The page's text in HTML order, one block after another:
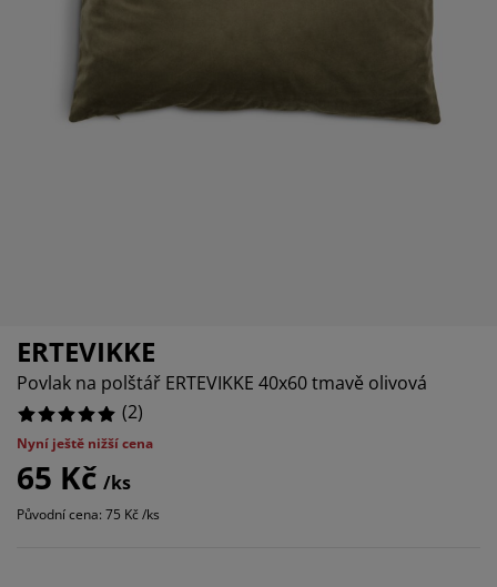
skříně
do ložnice
rámy
rámy s úložným prostorem
o nábytek/doplňky
osvětlení
pokoj
ERTEVIKKE
Povlak na polštář ERTEVIKKE 40x60 tmavě olivová
(2)
Nyní ještě nižší cena
65 Kč /ks
Původní cena: 75 Kč /ks